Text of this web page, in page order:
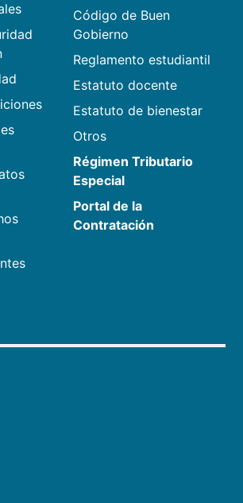
Código de Buen
Gobierno
Reglamento estudiantil
Estatuto docente
Estatuto de bienestar
Otros
Régimen Tributario
Especial
Portal de la
Contratación